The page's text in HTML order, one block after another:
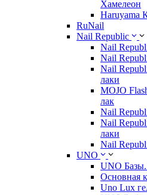
Хамелеон
Haruyama
RuNail
Nail Republic
Nail
Nail
Nail
лаки
MOJO
лак
Nail
Nail
лаки
Nail
UNO
UNO
Основная
Uno Lux